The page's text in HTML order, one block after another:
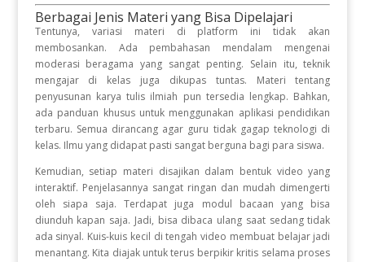
Berbagai Jenis Materi yang Bisa Dipelajari
Tentunya, variasi materi di platform ini tidak akan
membosankan. Ada pembahasan mendalam mengenai
moderasi beragama yang sangat penting. Selain itu, teknik
mengajar di kelas juga dikupas tuntas. Materi tentang
penyusunan karya tulis ilmiah pun tersedia lengkap. Bahkan,
ada panduan khusus untuk menggunakan aplikasi pendidikan
terbaru. Semua dirancang agar guru tidak gagap teknologi di
kelas. Ilmu yang didapat pasti sangat berguna bagi para siswa.
Kemudian, setiap materi disajikan dalam bentuk video yang
interaktif. Penjelasannya sangat ringan dan mudah dimengerti
oleh siapa saja. Terdapat juga modul bacaan yang bisa
diunduh kapan saja. Jadi, bisa dibaca ulang saat sedang tidak
ada sinyal. Kuis-kuis kecil di tengah video membuat belajar jadi
menantang. Kita diajak untuk terus berpikir kritis selama proses